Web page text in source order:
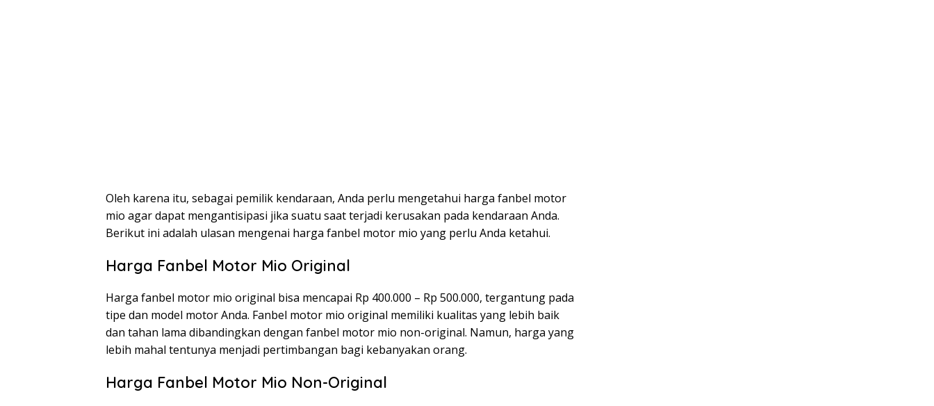
Oleh karena itu, sebagai pemilik kendaraan, Anda perlu mengetahui harga fanbel motor
mio agar dapat mengantisipasi jika suatu saat terjadi kerusakan pada kendaraan Anda.
Berikut ini adalah ulasan mengenai harga fanbel motor mio yang perlu Anda ketahui.
Harga Fanbel Motor Mio Original
Harga fanbel motor mio original bisa mencapai Rp 400.000 – Rp 500.000, tergantung pada
tipe dan model motor Anda. Fanbel motor mio original memiliki kualitas yang lebih baik
dan tahan lama dibandingkan dengan fanbel motor mio non-original. Namun, harga yang
lebih mahal tentunya menjadi pertimbangan bagi kebanyakan orang.
Harga Fanbel Motor Mio Non-Original